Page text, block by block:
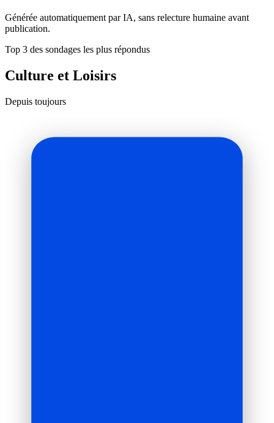
Générée automatiquement par IA, sans relecture humaine avant
publication.
Top 3 des sondages les plus répondus
Culture et Loisirs
Depuis toujours